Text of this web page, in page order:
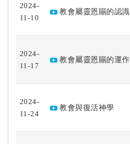
2024-
11-10
教會屬靈恩賜的認識
2024-
11-17
教會屬靈恩賜的運作
2024-
11-24
教會與復活神學